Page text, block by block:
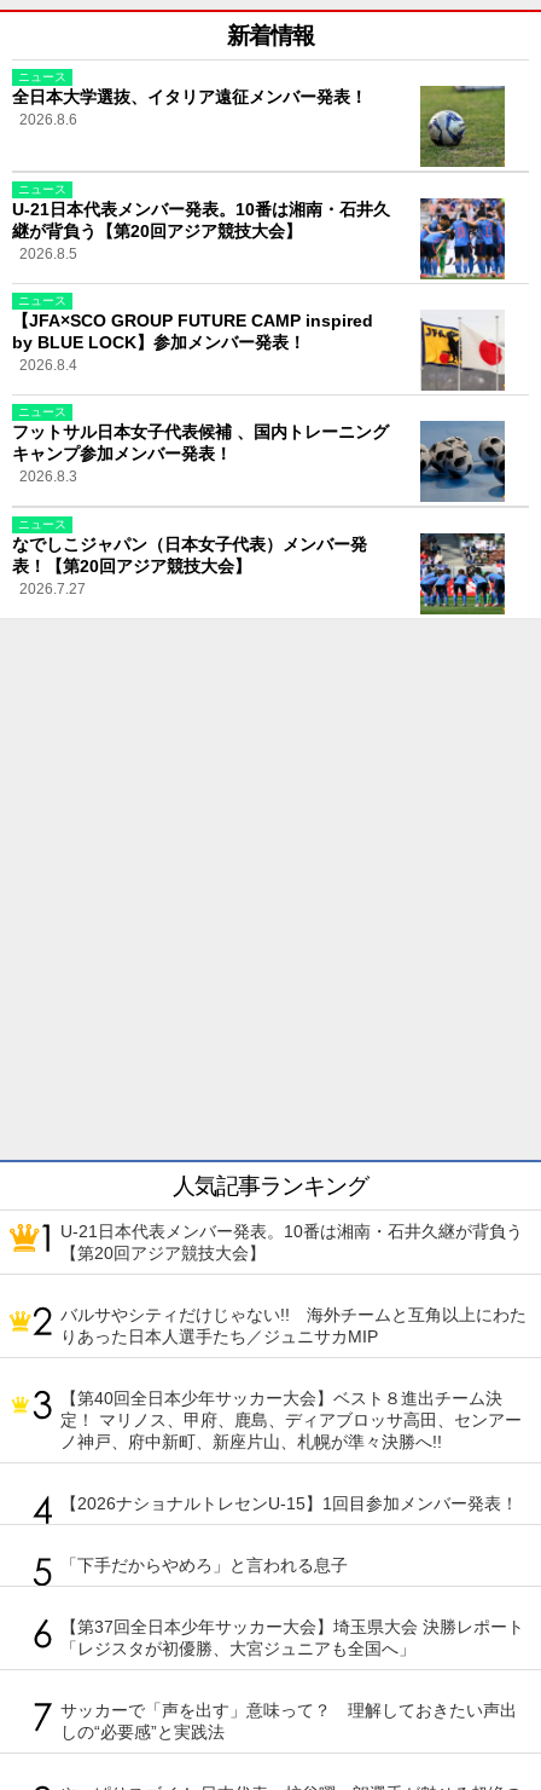
新着情報
ニュース
全日本大学選抜、イタリア遠征メンバー発表！
2026.8.6
ニュース
U-21日本代表メンバー発表。10番は湘南・石井久
継が背負う【第20回アジア競技大会】
2026.8.5
ニュース
【JFA×SCO GROUP FUTURE CAMP inspired
by BLUE LOCK】参加メンバー発表！
2026.8.4
ニュース
フットサル日本女子代表候補 、国内トレーニング
キャンプ参加メンバー発表！
2026.8.3
ニュース
なでしこジャパン（日本女子代表）メンバー発
表！【第20回アジア競技大会】
2026.7.27
人気記事ランキング
U-21日本代表メンバー発表。10番は湘南・石井久継が背負う
【第20回アジア競技大会】
バルサやシティだけじゃない!! 海外チームと互角以上にわた
りあった日本人選手たち／ジュニサカMIP
【第40回全日本少年サッカー大会】ベスト８進出チーム決
定！ マリノス、甲府、鹿島、ディアブロッサ高田、センアー
ノ神戸、府中新町、新座片山、札幌が準々決勝へ!!
【2026ナショナルトレセンU-15】1回目参加メンバー発表！
「下手だからやめろ」と言われる息子
【第37回全日本少年サッカー大会】埼玉県大会 決勝レポート
「レジスタが初優勝、大宮ジュニアも全国へ」
サッカーで「声を出す」意味って？ 理解しておきたい声出
しの“必要感”と実践法